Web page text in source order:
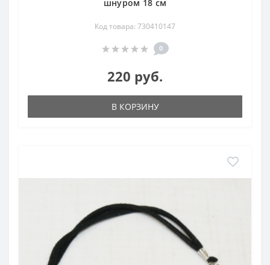
шнуром 18 см
Код товара: 730410147
0
220 руб.
В КОРЗИНУ